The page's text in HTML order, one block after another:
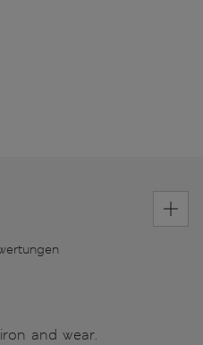
and wear.